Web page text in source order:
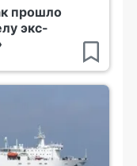
прошло
экс-